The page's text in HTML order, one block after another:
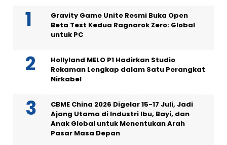
Gravity Game Unite Resmi Buka Open
Beta Test Kedua Ragnarok Zero: Global
untuk PC
Hollyland MELO P1 Hadirkan Studio
Rekaman Lengkap dalam Satu Perangkat
Nirkabel
CBME China 2026 Digelar 15-17 Juli, Jadi
Ajang Utama di Industri Ibu, Bayi, dan
Anak Global untuk Menentukan Arah
Pasar Masa Depan